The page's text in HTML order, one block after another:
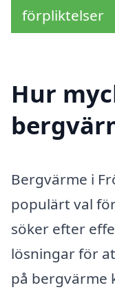
förpliktelser
Hur
Bergvärme i
populärt val
söker efter
lösningar för
på bergvärme